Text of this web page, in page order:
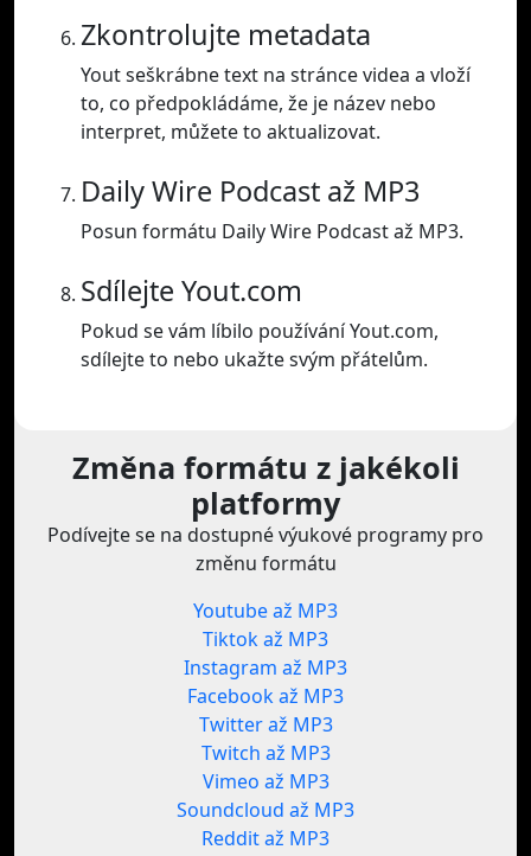
Zkontrolujte metadata
Yout seškrábne text na stránce videa a vloží
to, co předpokládáme, že je název nebo
interpret, můžete to aktualizovat.
Daily Wire Podcast až MP3
Posun formátu Daily Wire Podcast až MP3.
Sdílejte Yout.com
Pokud se vám líbilo používání Yout.com,
sdílejte to nebo ukažte svým přátelům.
Změna formátu z jakékoli
platformy
Podívejte se na dostupné výukové programy pro
změnu formátu
Youtube až MP3
Tiktok až MP3
Instagram až MP3
Facebook až MP3
Twitter až MP3
Twitch až MP3
Vimeo až MP3
Soundcloud až MP3
Reddit až MP3